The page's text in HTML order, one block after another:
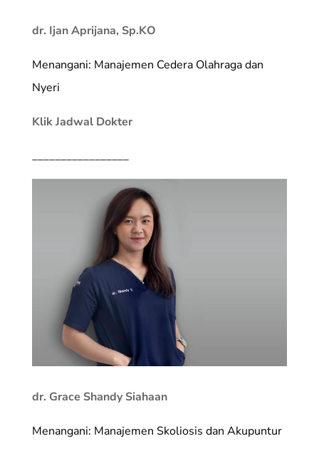
dr. Ijan Aprijana, Sp.KO
Menangani: Manajemen Cedera Olahraga dan
Nyeri
Klik Jadwal Dokter
_________________
dr. Grace Shandy Siahaan
Menangani: Manajemen Skoliosis dan Akupuntur